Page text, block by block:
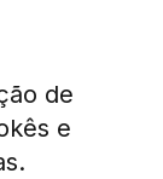
de
e